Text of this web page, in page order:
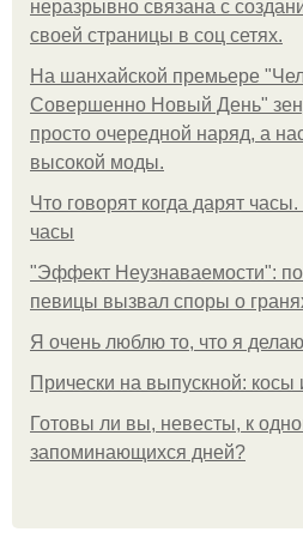
неразрывно связана с
своей страницы в соц сетях.
На шанхайской премьере
Совершенно Новый День"
просто очередной наряд, а
высокой моды.
Что говорят когда дарят
часы
"Эффект Неузнаваемости":
певицы вызвал споры о
Я очень люблю то, что я
Прически на выпускной: косы
Готовы ли вы, невесты, к
запоминающихся дней?